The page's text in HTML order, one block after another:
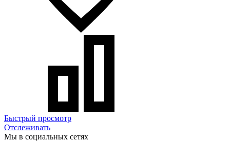
Быстрый просмотр
Отслеживать
Мы в социальных сетях